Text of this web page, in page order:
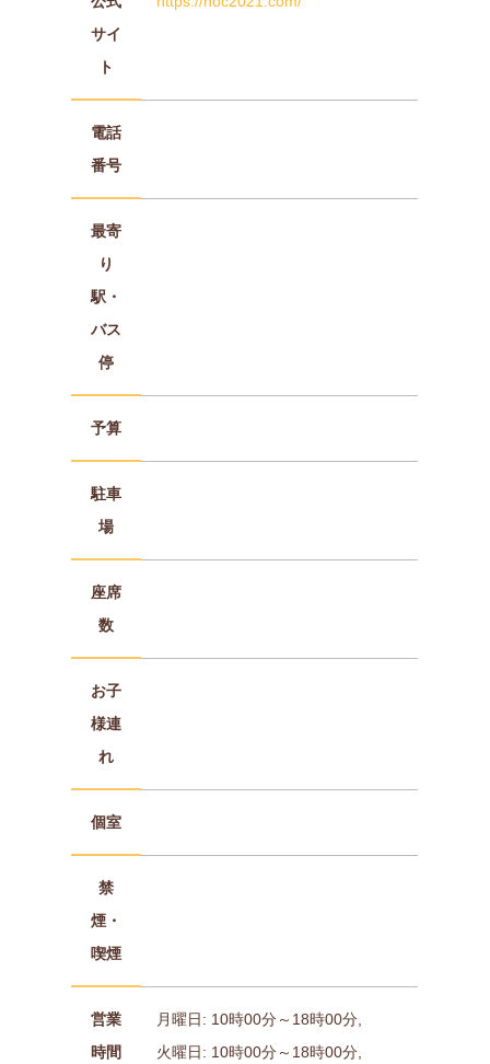
サイ
ト
電話
番号
最寄
り
駅・
バス
停
予算
駐車
場
座席
数
お子
様連
れ
個室
禁
煙・
喫煙
営業
時間
月曜日: 10時00分～18時00分,
火曜日: 10時00分～18時00分,